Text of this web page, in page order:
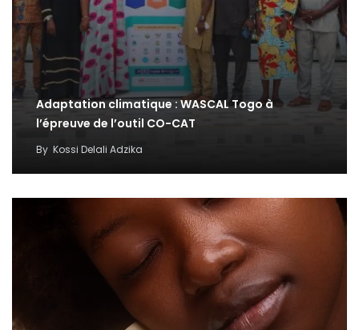
Adaptation climatique : WASCAL Togo à
l’épreuve de l’outil CO-CAT
By Kossi Delali Adzika